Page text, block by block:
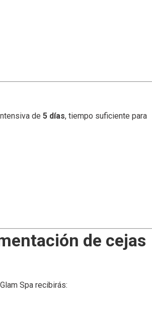
de 5 días, tiempo suficiente para
de cejas
Spa recibirás: